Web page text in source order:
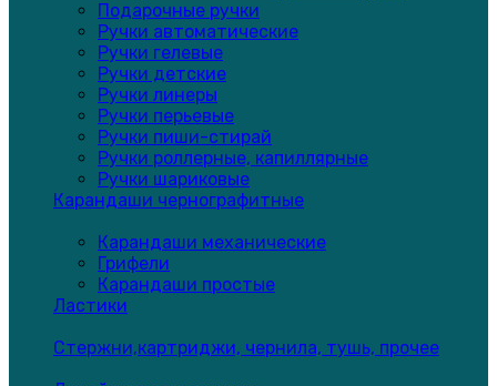
Подарочные ручки
Ручки автоматические
Ручки гелевые
Ручки детские
Ручки линеры
Ручки перьевые
Ручки пиши-стирай
Ручки роллерные, капиллярные
Ручки шариковые
Карандаши чернографитные
Карандаши механические
Грифели
Карандаши простые
Ластики
Стержни,картриджи, чернила, тушь, прочее